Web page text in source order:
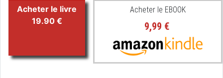
Acheter le livre
19.90 €
Acheter le EBOOK
9,99 €